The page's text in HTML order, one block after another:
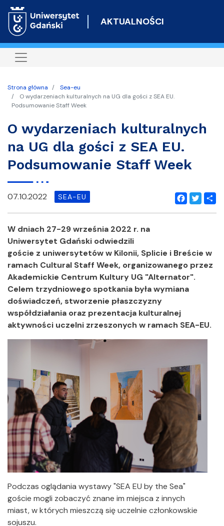
do
AKTUALNOŚCI
Strona główna
Sea-eu
O wydarzeniach kulturalnych na UG dla gości z SEA EU.
Podsumowanie Staff Week
O wydarzeniach kulturalnych
na UG dla gości z SEA EU.
Podsumowanie Staff Week
Facebook
Twitter
07.10.2022 SEA-EU
W dniach 27-29 września 2022 r. na
Uniwersytet Gdański odwiedzili
goście z uniwersytetów w Kilonii, Splicie i Breście w
ramach Cultural Staff Week, organizowanego przez
Akademickie Centrum Kultury UG "Alternator".
Celem trzydniowego spotkania była wymiana
doświadczeń, stworzenie płaszczyzny
współdziałania oraz prezentacja kulturalnej
aktywności uczelni zrzeszonych w ramach SEA-EU.
Podczas oglądania wystawy "SEA EU by the Sea"
goście mogli zobaczyć znane im miejsca z innych
miast, w których mieszczą się uczelnie członkowskie
sojuszu.